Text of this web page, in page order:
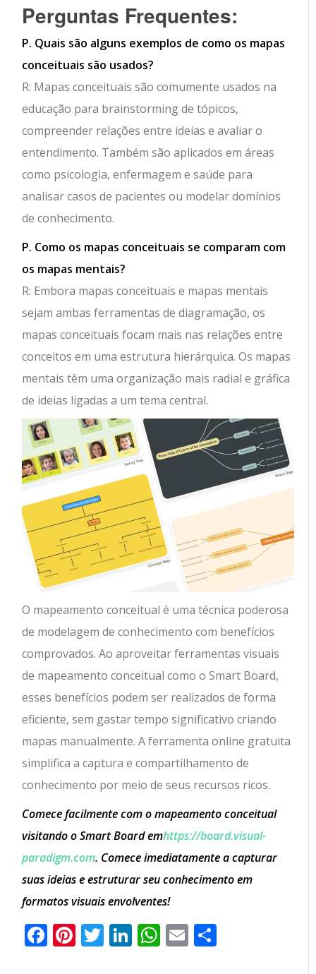
Perguntas Frequentes:
P. Quais são alguns exemplos de como os mapas
conceituais são usados?
R: Mapas conceituais são comumente usados na
educação para brainstorming de tópicos,
compreender relações entre ideias e avaliar o
entendimento. Também são aplicados em áreas
como psicologia, enfermagem e saúde para
analisar casos de pacientes ou modelar domínios
de conhecimento.
P. Como os mapas conceituais se comparam com
os mapas mentais?
R: Embora mapas conceituais e mapas mentais
sejam ambas ferramentas de diagramação, os
mapas conceituais focam mais nas relações entre
conceitos em uma estrutura hierárquica. Os mapas
mentais têm uma organização mais radial e gráfica
de ideias ligadas a um tema central.
O mapeamento conceitual é uma técnica poderosa
de modelagem de conhecimento com benefícios
comprovados. Ao aproveitar ferramentas visuais
de mapeamento conceitual como o Smart Board,
esses benefícios podem ser realizados de forma
eficiente, sem gastar tempo significativo criando
mapas manualmente. A ferramenta online gratuita
simplifica a captura e compartilhamento de
conhecimento por meio de seus recursos ricos.
Comece facilmente com o mapeamento conceitual
visitando o Smart Board emhttps://board.visual-
paradigm.com. Comece imediatamente a capturar
suas ideias e estruturar seu conhecimento em
formatos visuais envolventes!
Facebook
Pinterest
Twitter
LinkedIn
WhatsApp
Email